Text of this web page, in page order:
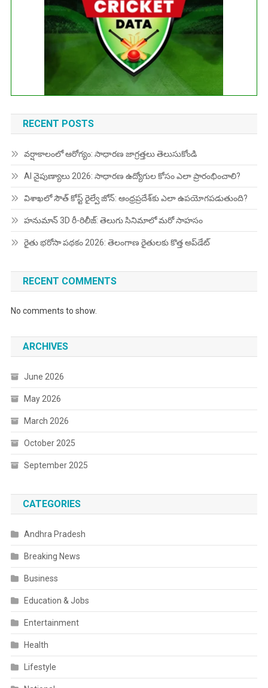
See fixtures
RECENT POSTS
వర్షాకాలంలో ఆరోగ్యం: సాధారణ జాగ్రత్తలు తెలుసుకోండి
AI నైపుణ్యాలు 2026: సాధారణ ఉద్యోగుల కోసం ఎలా ప్రారంభించాలి?
విశాఖలో సౌత్ కోస్ట్ రైల్వే జోన్: ఆంధ్రప్రదేశ్‌కు ఎలా ఉపయోగపడుతుంది?
హనుమాన్ 3D రీ-రిలీజ్: తెలుగు సినిమాలో మరో సాహసం
రైతు భరోసా పథకం 2026: తెలంగాణ రైతులకు కొత్త అప్‌డేట్
RECENT COMMENTS
No comments to show.
ARCHIVES
June 2026
May 2026
March 2026
October 2025
September 2025
CATEGORIES
Andhra Pradesh
Breaking News
Business
Education & Jobs
Entertainment
Health
Lifestyle